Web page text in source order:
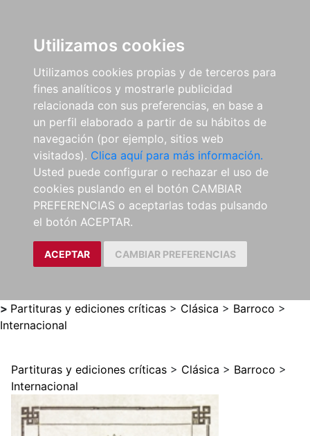
Utilizamos cookies
Utilizamos cookies propias y de terceros para
fines analíticos y mostrarle publicidad
relacionada con sus preferencias, en base a
un perfil elaborado a partir de su hábitos de
navegación (por ejemplo, sitios web
visitados). Clica aquí para más información.
Usted puede configurar o rechazar el uso de
cookies puslando en el botón CAMBIAR
PREFERENCIAS o aceptarlas todas pulsando
el botón ACEPTAR.
ACEPTAR CAMBIAR PREFERENCIAS
> Partituras y ediciones críticas > Clásica > Barroco >
Internacional
Partituras y ediciones críticas > Clásica > Barroco >
Internacional